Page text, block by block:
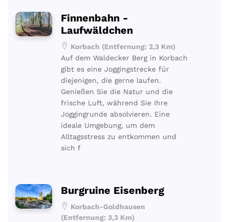
Finnenbahn -
Laufwäldchen
Korbach (Entfernung: 2,3 Km)
Auf dem Waldecker Berg in Korbach
gibt es eine Joggingstrecke für
diejenigen, die gerne laufen.
Genießen Sie die Natur und die
frische Luft, während Sie Ihre
Joggingrunde absolvieren. Eine
ideale Umgebung, um dem
Alltagsstress zu entkommen und
sich f
Burgruine Eisenberg
Korbach-Goldhausen
(Entfernung: 3,3 Km)